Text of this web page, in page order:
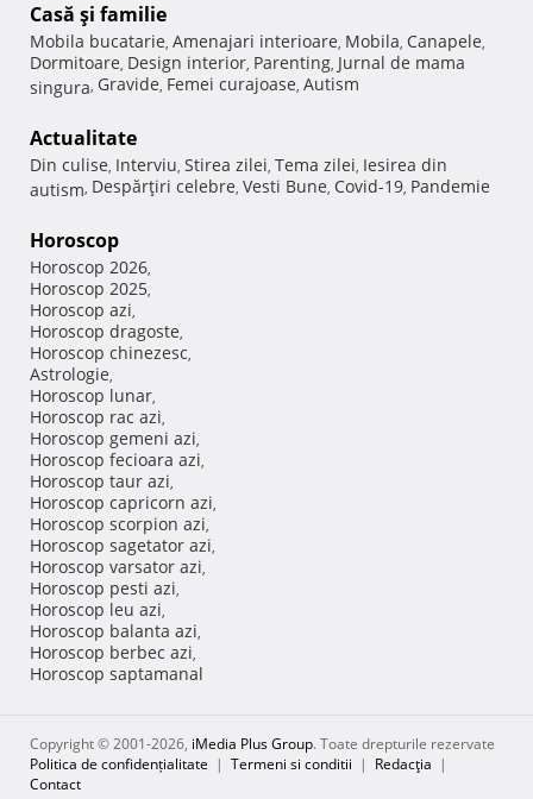
Casă şi familie
Mobila bucatarie, Amenajari interioare, Mobila, Canapele,
Dormitoare, Design interior, Parenting, Jurnal de mama
singura, Gravide, Femei curajoase, Autism
Actualitate
Din culise, Interviu, Stirea zilei, Tema zilei, Iesirea din
autism, Despărţiri celebre, Vesti Bune, Covid-19, Pandemie
Horoscop
Horoscop 2026,
Horoscop 2025,
Horoscop azi,
Horoscop dragoste,
Horoscop chinezesc,
Astrologie,
Horoscop lunar,
Horoscop rac azi,
Horoscop gemeni azi,
Horoscop fecioara azi,
Horoscop taur azi,
Horoscop capricorn azi,
Horoscop scorpion azi,
Horoscop sagetator azi,
Horoscop varsator azi,
Horoscop pesti azi,
Horoscop leu azi,
Horoscop balanta azi,
Horoscop berbec azi,
Horoscop saptamanal
Copyright © 2001-2026, iMedia Plus Group. Toate drepturile rezervate
Politica de confidențialitate | Termeni si conditii | Redacţia |
Contact